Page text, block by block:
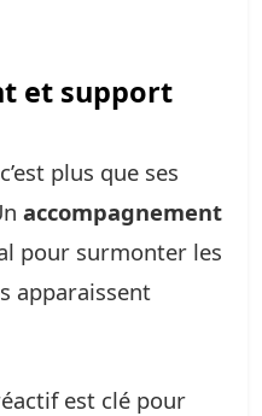
et support
plus que ses
accompagnement
pour surmonter les
apparaissent
est clé pour